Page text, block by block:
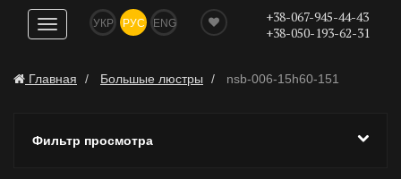
Показать
навигацию
УКР РУС ENG
+38-067-945-44-43
+38-050-193-62-31
Главная Большые люстры nsb-006-15h60-151
Фильтр просмотра